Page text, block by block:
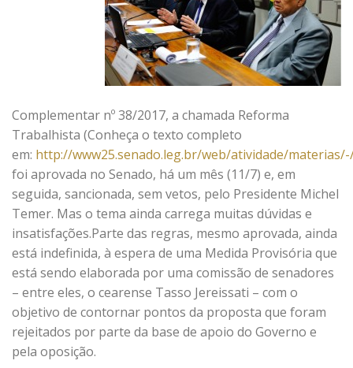
Complementar nº 38/2017, a chamada Reforma
Trabalhista (Conheça o texto completo
em: http://www25.senado.leg.br/web/atividade/
foi aprovada no Senado, há um mês (11/7) e, em
seguida, sancionada, sem vetos, pelo Presidente Michel
Temer. Mas o tema ainda carrega muitas dúvidas e
insatisfações.Parte das regras, mesmo aprovada, ainda
está indefinida, à espera de uma Medida Provisória que
está sendo elaborada por uma comissão de senadores
– entre eles, o cearense Tasso Jereissati – com o
objetivo de contornar pontos da proposta que foram
rejeitados por parte da base de apoio do Governo e
pela oposição.